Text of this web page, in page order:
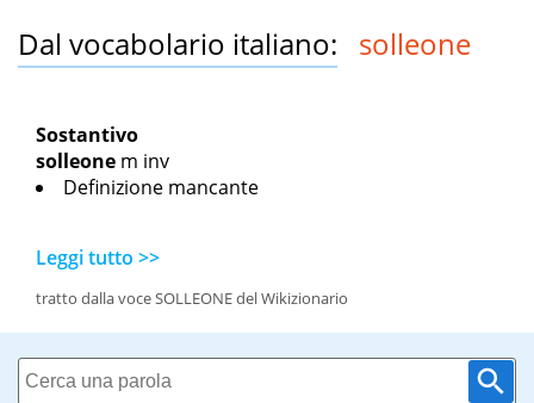
Dal vocabolario italiano: solleone
Sostantivo
solleone m inv
Definizione mancante
Leggi tutto >>
tratto dalla voce SOLLEONE del Wikizionario